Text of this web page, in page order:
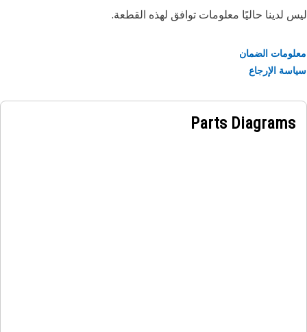
لدينا حاليًا معلومات توافق لهذه القطعة.
الضمان
الإرجاع
Parts Diagrams